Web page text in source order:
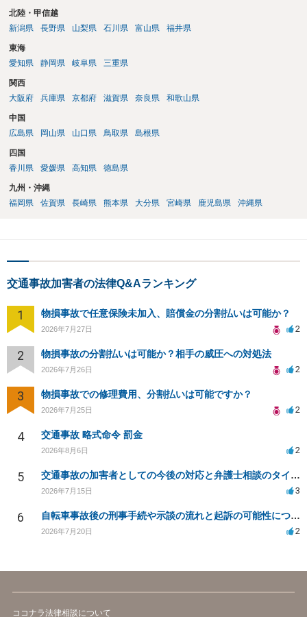
す。 そうすると自転車でも同様に考えられ，２週間の怪我であれば，
やはり示談交渉は大事になると思います。
北陸・甲信越
新潟県
長野県 山梨県 石川県 富山県 福井県
東海
愛知県
静岡県 岐阜県 三重県
関西
大阪府
兵庫県 京都府 滋賀県 奈良県 和歌山県
中国
広島県
岡山県 山口県 鳥取県 島根県
四国
香川県
愛媛県 高知県 徳島県
九州・沖縄
福岡県
佐賀県 長崎県 熊本県 大分県 宮崎県 鹿児島県 沖縄県
交通事故加害者の法律Q&Aランキング
1 物損事故で任意保険未加入、賠償金の分割払いは可能か？
2026年7月27日 2
2 物損事故の分割払いは可能か？相手の威圧への対処法
2026年7月26日 2
3 物損事故での修理費用、分割払いは可能ですか？
2026年7月25日 2
4 交通事故 略式命令 罰金
2026年8月6日 2
5 交通事故の加害者としての今後の対応と弁護士相談のタイミングは？
2026年7月15日 3
6 自転車事故後の刑事手続や示談の流れと起訴の可能性について
2026年7月20日 2
ココナラ法律相談について